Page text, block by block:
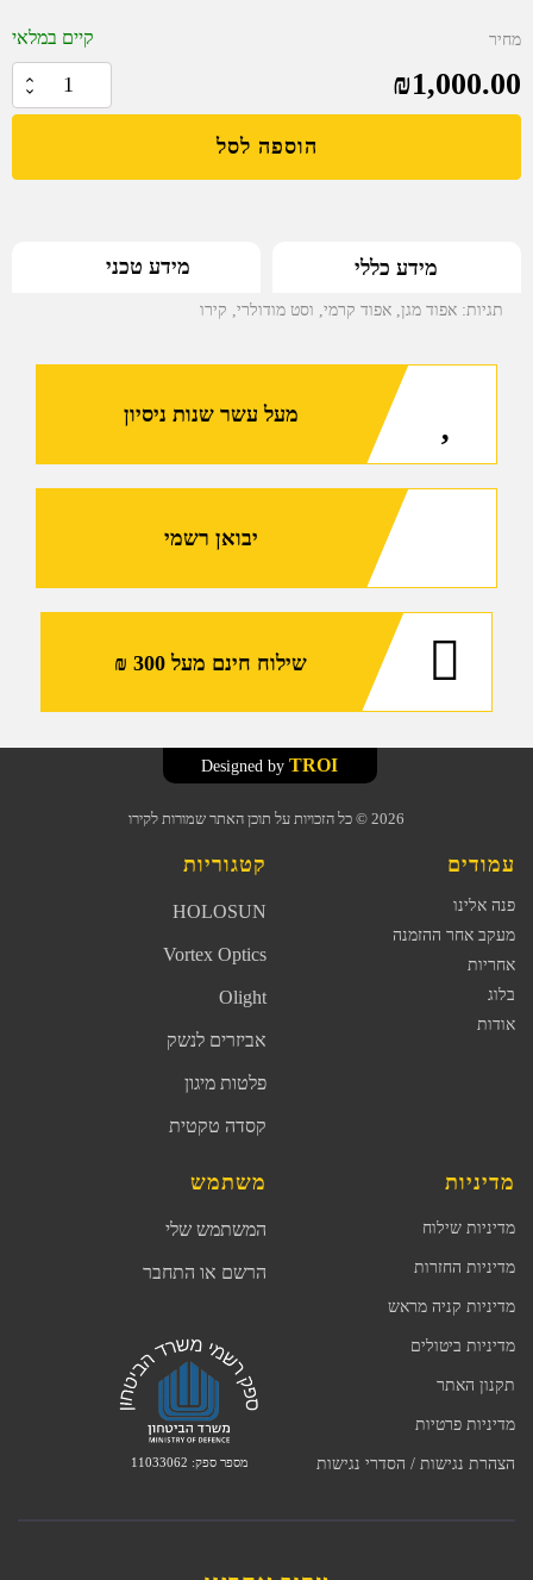
מחיר
₪1,000.00
קיים במלאי
של
מגן
KIRO
5
לפלטות
הוספה לסל
מידע כללי מידע טכני
תגיות: אפוד מגן אפוד קרמי וסט מודולרי קירו
מעל עשר שנות ניסיון
יבואן רשמי
שילוח חינם מעל 300 ₪
2026 © כל הזכויות על תוכן האתר שמורות לקירו
TROI
עמודים
פנה אלינו
מעקב אחר ההזמנה
אחריות
בלוג
אודות
קטגוריות
HOLOSUN
Vortex Optics
Olight
אביזרים לנשק
פלטות מיגון
קסדה טקטית
מדיניות
מדיניות שילוח
מדיניות החזרות
מדיניות קניה מראש
מדיניות ביטולים
תקנון האתר
מדיניות פרטיות
הצהרת נגישות / הסדרי נגישות
משתמש
המשתמש שלי
הרשם או התחבר
מספר ספק: 11033062